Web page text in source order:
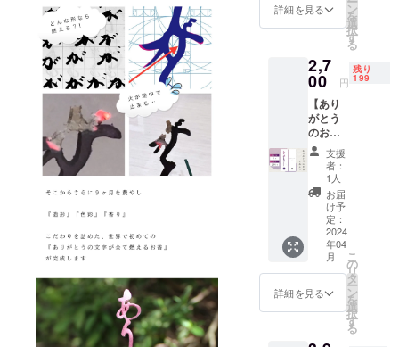
す。 ※
送料・
す。
い。 ＝
※製品改
良のた
め、お
香本体
や化粧
箱、付
属品な
どのデ
ザイ
ン・仕
様は一
部変更
になる
可能性
がござ
す。 ※
送料・
様あた
はござ
いませ
ん。 お
香立て
も付属
してお
りすぐ
にご利
用いた
だけま
す。 ※
直径
15cm以
上の受
け皿を
ご用意
くださ
用意数
量》 限
定100本
け予
定》
2024年
2月下旬
より順
次発送
大切な
方への
贈り物
にもご
利用い
ただけ
るよう
化粧箱
にもこ
だわり
まし
詳細を見る ン
を
選
択
す
る
2,7
00 円
残り
199
【あり
がとう
のお香
１本入
り】
《色》
グラ
デー
ション
カラー
（コス
モス）
《4月ご
用意数
量》 限
定200本
支援
者：
1人
お届
け予
定：
2024
年04
月
詳細を見る
こ
の
リ
タ
ー
ン
を
選
択
す
る